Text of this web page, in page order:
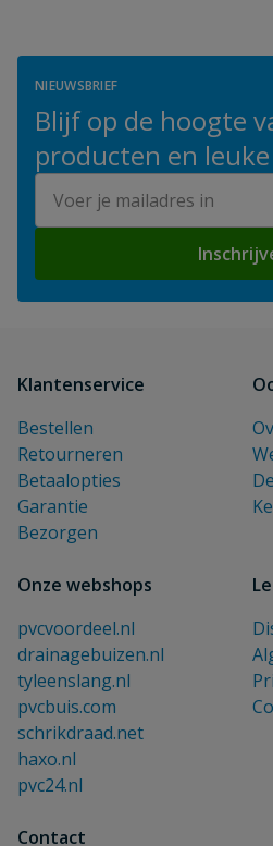
NIEUWSBRIEF
Blijf op de hoogte
producten en
Klantenservice
Bestellen
Retourneren
Betaalopties
Garantie
Bezorgen
Onze webshops
pvcvoordeel.nl
drainagebuizen.nl
tyleenslang.nl
pvcbuis.com
schrikdraad.net
haxo.nl
pvc24.nl
Contact